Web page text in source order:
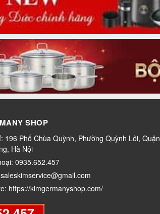
SHOP
196 Phố Chùa Quỳnh, Phường Quỳnh Lôi, Quận
Hà Nội
0935.652.457
saleskimservice@gmail.com
https://kimgermanyshop.com/